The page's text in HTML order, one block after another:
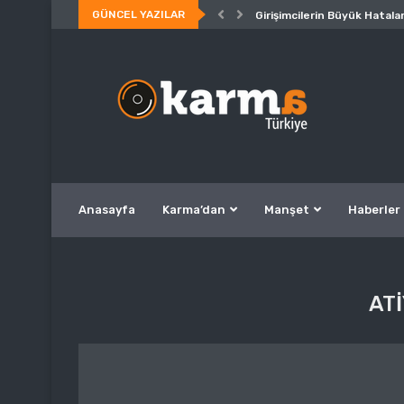
GÜNCEL YAZILAR Girişimcilerin Büyük
Anasayfa Karma’dan Manşet Haberler